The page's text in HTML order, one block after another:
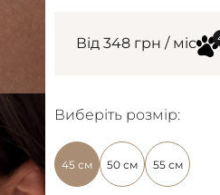
Від 348 грн / міс
Виберіть розмір:
45 см 50 см 55 см